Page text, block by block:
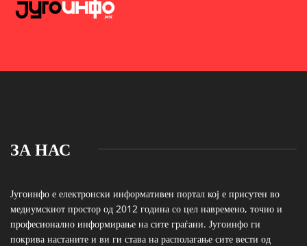
ЗА НАС
Југоинфо е електронски информативен портал кој е присутен во
медиумскиот простор од 2012 година со цел навремено, точно и
професионално информирање на сите граѓани. Југоинфо ги
покрива настаните и ви ги става на располагање сите вести од